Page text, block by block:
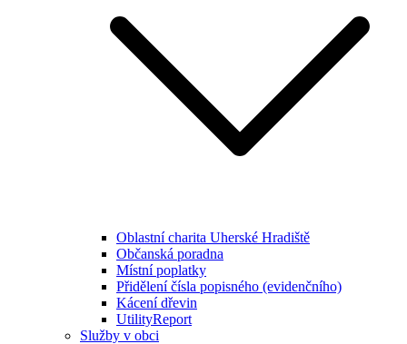
Oblastní charita Uherské Hradiště
Občanská poradna
Místní poplatky
Přidělení čísla popisného (evidenčního)
Kácení dřevin
UtilityReport
Služby v obci